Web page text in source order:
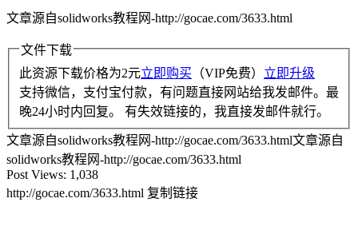
文章源自solidworks教程网-http://gocae.com/3633.html
文件下载
此资源下载价格为2元立即购买 （VIP免费） 立即升级
支持微信，支付宝付款，有问题直接网站给我发邮件。最
晚24小时内回复。 有失效链接的，我直接发邮件就行。
文章源自solidworks教程网-http://gocae.com/3633.html文章源自
solidworks教程网-http://gocae.com/3633.html
Post Views: 1,038
http://gocae.com/3633.html 复制链接